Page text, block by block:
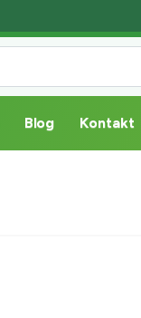
Blog Kontakt